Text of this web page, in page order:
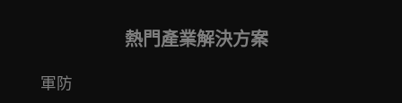
熱門產業解決方案
軍防